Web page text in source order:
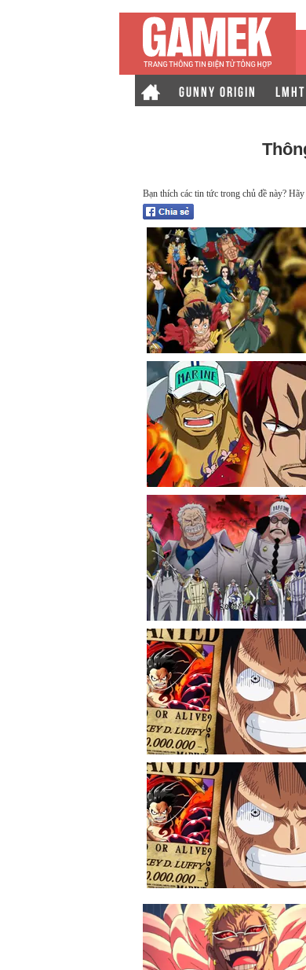
GUNNY ORIGIN LMHT
Bạn thích các tin tức trong chủ đề này?